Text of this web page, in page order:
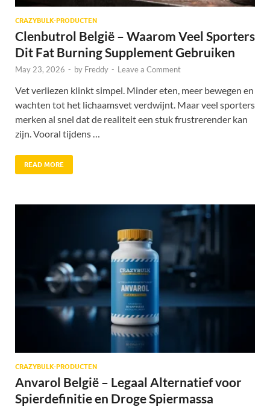
CRAZYBULK-PRODUCTEN
Clenbutrol België – Waarom Veel Sporters
Dit Fat Burning Supplement Gebruiken
May 23, 2026 - by Freddy - Leave a Comment
Vet verliezen klinkt simpel. Minder eten, meer bewegen en
wachten tot het lichaamsvet verdwijnt. Maar veel sporters
merken al snel dat de realiteit een stuk frustrerender kan
zijn. Vooral tijdens …
READ MORE
CRAZYBULK-PRODUCTEN
Anvarol België – Legaal Alternatief voor
Spierdefinitie en Droge Spiermassa